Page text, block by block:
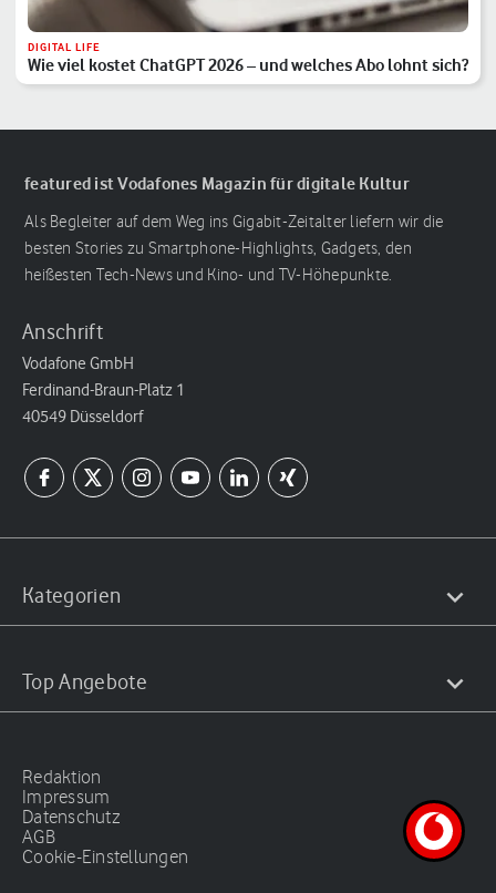
DIGITAL LIFE
Wie viel kostet ChatGPT 2026 – und welches Abo lohnt sich?
featured ist Vodafones Magazin für digitale Kultur
Als Begleiter auf dem Weg ins Gigabit-Zeitalter liefern wir die
besten Stories zu Smartphone-Highlights, Gadgets, den
heißesten Tech-News und Kino- und TV-Höhepunkte.
Anschrift
Vodafone GmbH
Ferdinand-Braun-Platz 1
40549 Düsseldorf
Kategorien
Top Angebote
Redaktion
Impressum
Datenschutz
AGB
Cookie-Einstellungen